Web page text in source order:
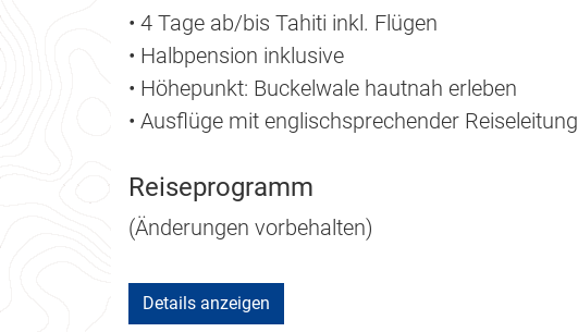
• 4 Tage ab/bis Tahiti inkl. Flügen
• Halbpension inklusive
• Höhepunkt: Buckelwale hautnah erleben
• Ausflüge mit englischsprechender Reiseleitung
Reiseprogramm
(Änderungen vorbehalten)
Details anzeigen